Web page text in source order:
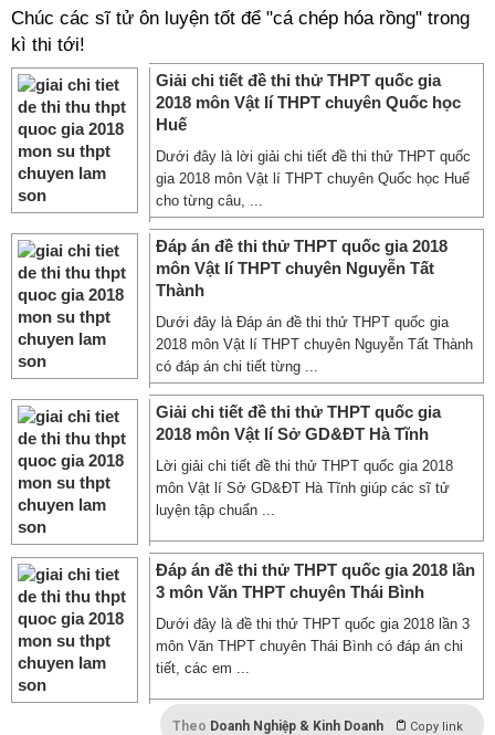
Chúc các sĩ tử ôn luyện tốt để "cá chép hóa rồng" trong
kì thi tới!
Giải chi tiết đề thi thử THPT quốc gia
2018 môn Vật lí THPT chuyên Quốc học
Huế
Dưới đây là lời giải chi tiết đề thi thử THPT quốc
gia 2018 môn Vật lí THPT chuyên Quốc học Huế
cho từng câu, ...
Đáp án đề thi thử THPT quốc gia 2018
môn Vật lí THPT chuyên Nguyễn Tất
Thành
Dưới đây là Đáp án đề thi thử THPT quốc gia
2018 môn Vật lí THPT chuyên Nguyễn Tất Thành
có đáp án chi tiết từng ...
Giải chi tiết đề thi thử THPT quốc gia
2018 môn Vật lí Sở GD&ĐT Hà Tĩnh
Lời giải chi tiết đề thi thử THPT quốc gia 2018
môn Vật lí Sở GD&ĐT Hà Tĩnh giúp các sĩ tử
luyện tập chuẩn ...
Đáp án đề thi thử THPT quốc gia 2018 lần
3 môn Văn THPT chuyên Thái Bình
Dưới đây là đề thi thử THPT quốc gia 2018 lần 3
môn Văn THPT chuyên Thái Bình có đáp án chi
tiết, các em ...
Theo Doanh Nghiệp & Kinh Doanh Copy link